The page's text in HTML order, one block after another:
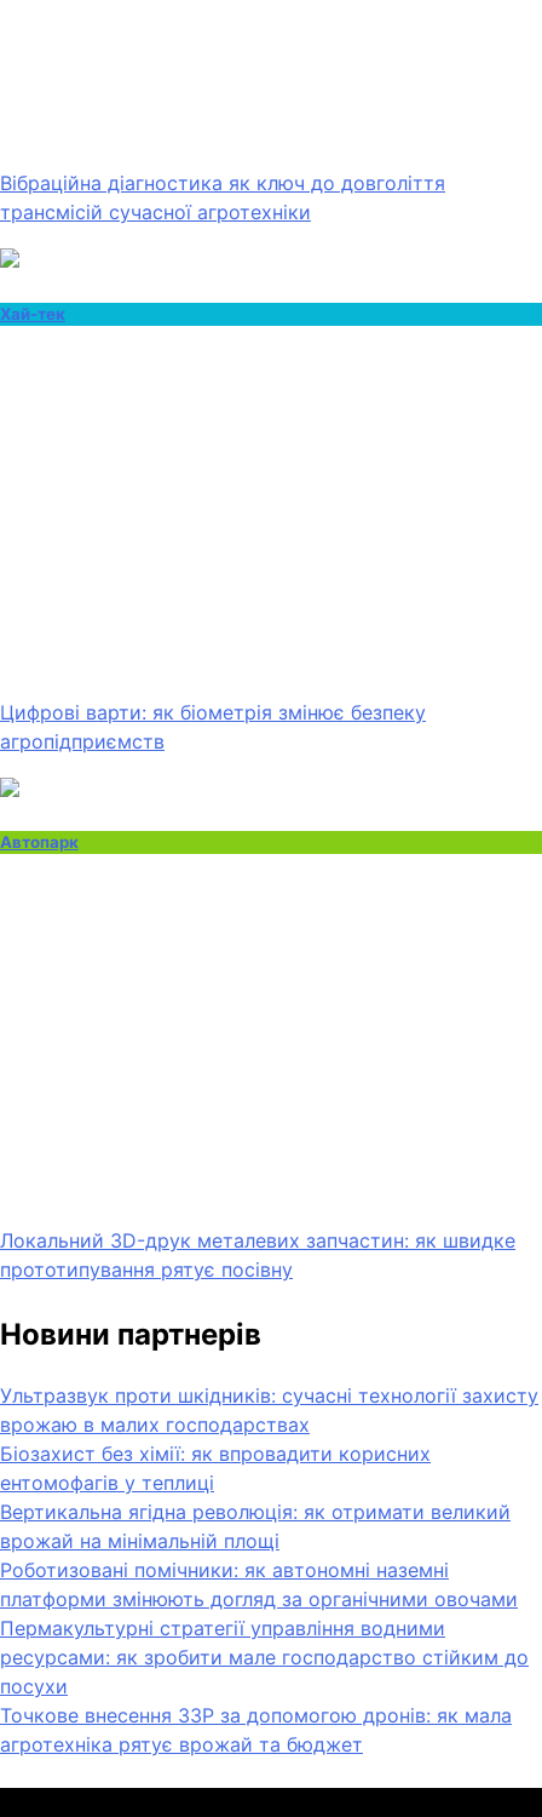
Вібраційна діагностика як ключ до довголіття
трансмісій сучасної агротехніки
Хай-тек
Цифрові варти: як біометрія змінює безпеку
агропідприємств
Автопарк
Локальний 3D-друк металевих запчастин: як швидке
прототипування рятує посівну
Новини партнерів
Ультразвук проти шкідників: сучасні технології захисту
врожаю в малих господарствах
Біозахист без хімії: як впровадити корисних
ентомофагів у теплиці
Вертикальна ягідна революція: як отримати великий
врожай на мінімальній площі
Роботизовані помічники: як автономні наземні
платформи змінюють догляд за органічними овочами
Пермакультурні стратегії управління водними
ресурсами: як зробити мале господарство стійким до
посухи
Точкове внесення ЗЗР за допомогою дронів: як мала
агротехніка рятує врожай та бюджет